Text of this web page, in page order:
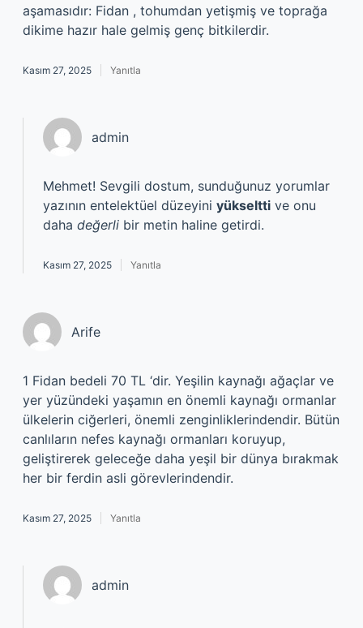
aşamasıdır: Fidan , tohumdan yetişmiş ve toprağa
dikime hazır hale gelmiş genç bitkilerdir.
Kasım 27, 2025 Yanıtla
admin
Mehmet! Sevgili dostum, sunduğunuz yorumlar
yazının entelektüel düzeyini yükseltti ve onu
daha değerli bir metin haline getirdi.
Kasım 27, 2025 Yanıtla
Arife
1 Fidan bedeli 70 TL ‘dir. Yeşilin kaynağı ağaçlar ve
yer yüzündeki yaşamın en önemli kaynağı ormanlar
ülkelerin ciğerleri, önemli zenginliklerindendir. Bütün
canlıların nefes kaynağı ormanları koruyup,
geliştirerek geleceğe daha yeşil bir dünya bırakmak
her bir ferdin asli görevlerindendir.
Kasım 27, 2025 Yanıtla
admin